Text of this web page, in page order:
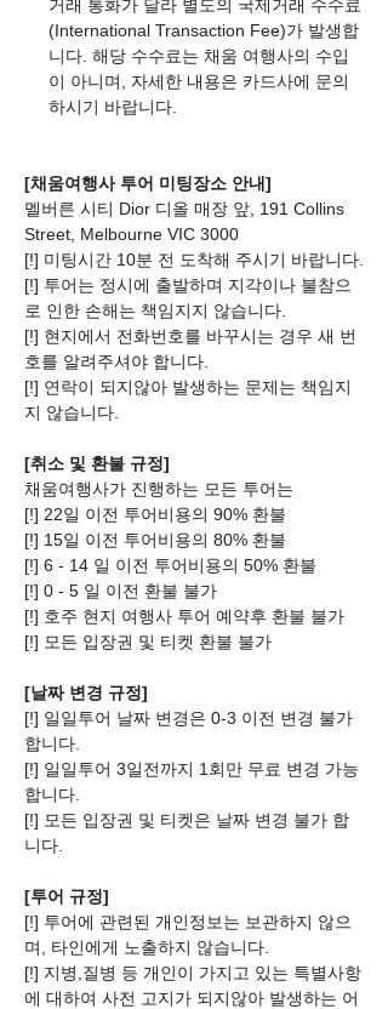
거래 통화가 달라 별도의 국제거래 수수료
(International Transaction Fee)가 발생합
니다. 해당 수수료는 채움 여행사의 수입
이 아니며, 자세한 내용은 카드사에 문의
하시기 바랍니다.
[채움여행사 투어 미팅장소 안내]
멜버른 시티 Dior 디올 매장 앞, 191 Collins
Street, Melbourne VIC 3000
[!] 미팅시간 10분 전 도착해 주시기 바랍니다.
[!] 투어는 정시에 출발하며 지각이나 불참으
로 인한 손해는 책임지지 않습니다.
[!] 현지에서 전화번호를 바꾸시는 경우 새 번
호를 알려주셔야 합니다.
[!] 연락이 되지않아 발생하는 문제는 책임지
지 않습니다.
[취소 및 환불 규정]
채움여행사가 진행하는 모든 투어는
[!] 22일 이전 투어비용의 90% 환불
[!] 15일 이전 투어비용의 80% 환불
[!] 6 - 14 일 이전 투어비용의 50% 환불
[!] 0 - 5 일 이전 환불 불가
[!] 호주 현지 여행사 투어 예약후 환불 불가
[!] 모든 입장권 및 티켓 환불 불가
[날짜 변경 규정]
[!] 일일투어 날짜 변경은 0-3 이전 변경 불가
합니다.
[!] 일일투어 3일전까지 1회만 무료 변경 가능
합니다.
[!] 모든 입장권 및 티켓은 날짜 변경 불가 합
니다.
[투어 규정]
[!] 투어에 관련된 개인정보는 보관하지 않으
며, 타인에게 노출하지 않습니다.
[!] 지병,질병 등 개인이 가지고 있는 특별사항
에 대하여 사전 고지가 되지않아 발생하는 어